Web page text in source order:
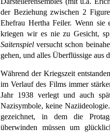
der Beziehung zwischen 2
Ehefrau Hertha Feiler. Wenn
kriegen wir es nie zu Gesicht,
Saitenspiel versucht schon
gehen, und alles Überflüssige aus
Während der Kriegszeit
im Verlauf des Films immer
Jahr 1938 verlegt und auch
Nazisymbole, keine
gezeichnet, in dem die
überwinden müssen um